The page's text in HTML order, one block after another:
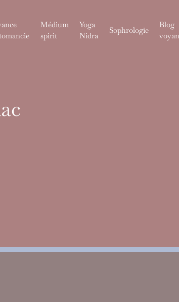
Médium
spirit
Yoga
Nidra
Sophrologie
Blog